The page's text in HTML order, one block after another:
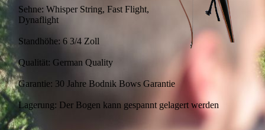
Sehne: Whisper String, Fast Flight,
Dynaflight
Standhöhe: 6 3/4 Zoll
Qualität: German Quality
Garantie: 30 Jahre Bodnik Bows Garantie
Lagerung: Der Bogen kann gespannt gelagert werden